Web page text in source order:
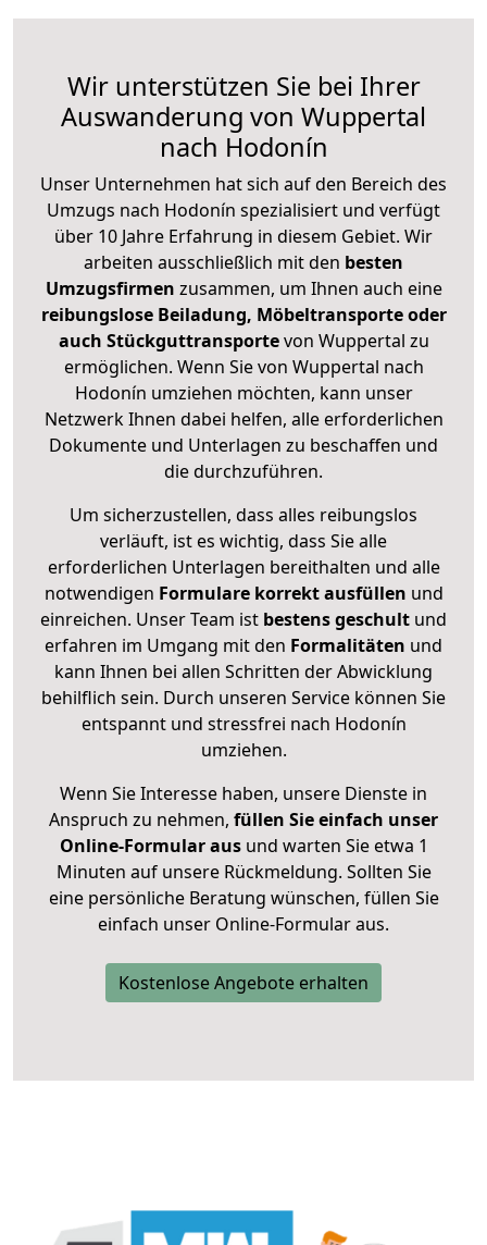
Wir unterstützen Sie bei Ihrer
Auswanderung von Wuppertal
nach Hodonín
Unser Unternehmen hat sich auf den Bereich des
Umzugs nach Hodonín spezialisiert und verfügt
über 10 Jahre Erfahrung in diesem Gebiet. Wir
arbeiten ausschließlich mit den besten
Umzugsfirmen zusammen, um Ihnen auch eine
reibungslose Beiladung, Möbeltransporte oder
auch Stückguttransportevon Wuppertal zu
ermöglichen. Wenn Sie von Wuppertal nach
Hodonín umziehen möchten, kann unser
Netzwerk Ihnen dabei helfen, alle erforderlichen
Dokumente und Unterlagen zu beschaffen und
die durchzuführen.
Um sicherzustellen, dass alles reibungslos
verläuft, ist es wichtig, dass Sie alle
erforderlichen Unterlagen bereithalten und alle
notwendigen Formulare korrekt ausfüllen und
einreichen. Unser Team ist bestens geschult und
erfahren im Umgang mit den Formalitäten und
kann Ihnen bei allen Schritten der Abwicklung
behilflich sein. Durch unseren Service können Sie
entspannt und stressfrei nach Hodonín
umziehen.
Wenn Sie Interesse haben, unsere Dienste in
Anspruch zu nehmen, füllen Sie einfach unser
Online-Formular ausund warten Sie etwa 1
Minuten auf unsere Rückmeldung. Sollten Sie
eine persönliche Beratung wünschen, füllen Sie
einfach unser Online-Formular aus.
Kostenlose Angebote erhalten